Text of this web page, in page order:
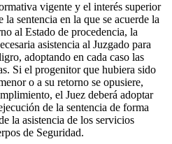
vigente y el interés superior
sentencia en la que se acuerde la
al Estado de procedencia, la
asistencia al Juzgado para
adoptando en cada caso las
Si el progenitor que hubiera sido
o a su retorno se opusiere,
el Juez deberá adoptar
de la sentencia de forma
la asistencia de los servicios
de Seguridad.